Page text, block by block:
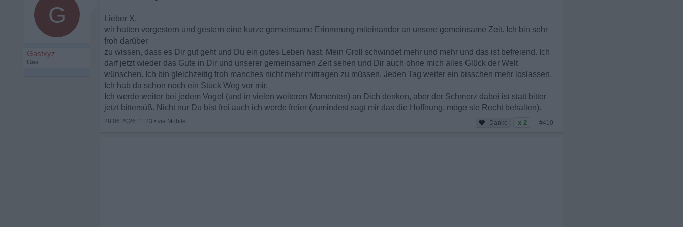
G
Gastxyz
Gast
Lieber X,
wir hatten vorgestern und gestern eine kurze gemeinsame Erinnerung miteinander an unsere gemeinsame Zeit. Ich bin sehr
froh darüber
zu wissen, dass es Dir gut geht und Du ein gutes Leben hast. Mein Groll schwindet mehr und mehr und das ist befreiend. Ich
darf jetzt wieder das Gute in Dir und unserer gemeinsamen Zeit sehen und Dir auch ohne mich alles Glück der Welt
wünschen. Ich bin gleichzeitig froh manches nicht mehr mittragen zu müssen. Jeden Tag weiter ein bisschen mehr loslassen.
Ich hab da schon noch ein Stück Weg vor mir.
Ich werde weiter bei jedem Vogel (und in vielen weiteren Momenten) an Dich denken, aber der Schmerz dabei ist statt bitter
jetzt bittersüß. Nicht nur Du bist frei auch ich werde freier (zumindest sagt mir das die Hoffnung, möge sie Recht behalten).
28.06.2026 11:23 • x 2 #410